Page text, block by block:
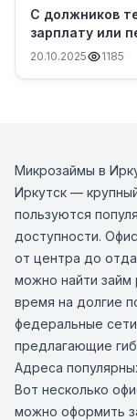
С должников
зарплату или
20.10.2025 1185
Микрозаймы в
Иркутск —
пользуются
доступности.
от центра до
можно найти
время на долгие
федеральные
предлагающие
Адреса
Вот несколько
можно оформить